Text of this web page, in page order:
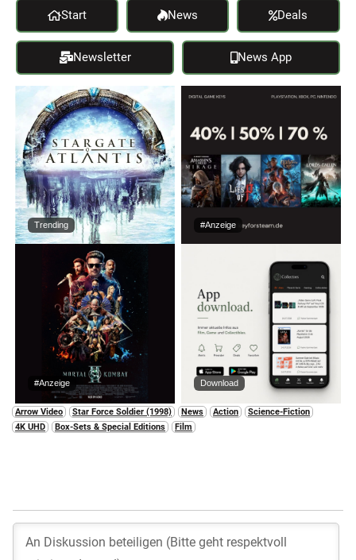
Start News Deals
Newsletter News App
Trending #Anzeige
#Anzeige Download
Arrow Video Star Force Soldier (1998) News Action
Science-Fiction
4K UHD
Box-Sets & Special Editions Film